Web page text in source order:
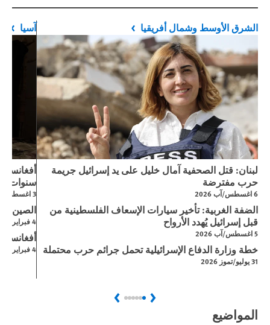
الشرق الأوسط وشمال أفريقيا
لبنان: قتل الصحفية آمال خليل على يد إسرائيل جريمة
حرب مفترضة
6 اغسطس/آب 2026
الضفة الغربية: تأخير سيارات الإسعاف الفلسطينية من
قبل إسرائيل يُهدد الأرواح
5 اغسطس/آب 2026
خطة وزارة الدفاع الإسرائيلية تحمل جرائم حرب محتملة
31 يوليو/تموز 2026
آسيا
سنوات
3 اغسطس/آب 2026
الصين:
4 فبراير/شباط 2026
4 فبراير/شباط 2026
Previous
Next
المواضيع